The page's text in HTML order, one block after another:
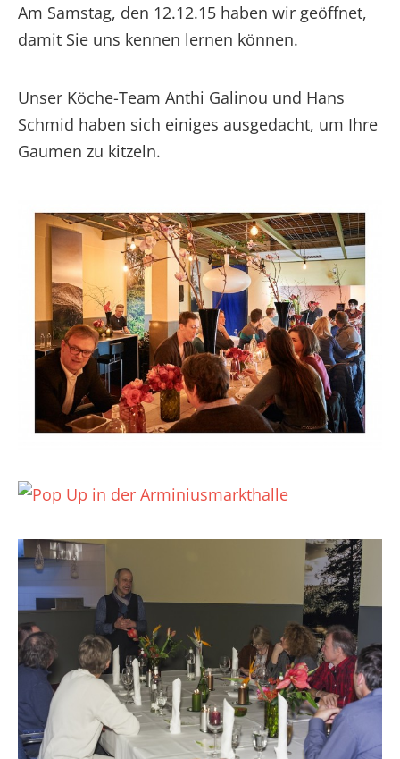
Am Samstag, den 12.12.15 haben wir geöffnet,
damit Sie uns kennen lernen können.
Unser Köche-Team Anthi Galinou und Hans
Schmid haben sich einiges ausgedacht, um Ihre
Gaumen zu kitzeln.